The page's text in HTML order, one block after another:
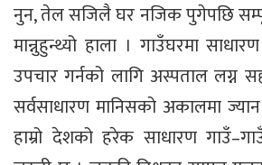
नुन, तेल सजिलै घर नजिक पुगेपछि
मान्नुहुन्थ्यो हाला । गाउँघरमा
उपचार गर्नको लागि अस्पताल लग्न
सर्वसाधारण मानिसको अकालमा
हाम्रो देशको हरेक साधारण